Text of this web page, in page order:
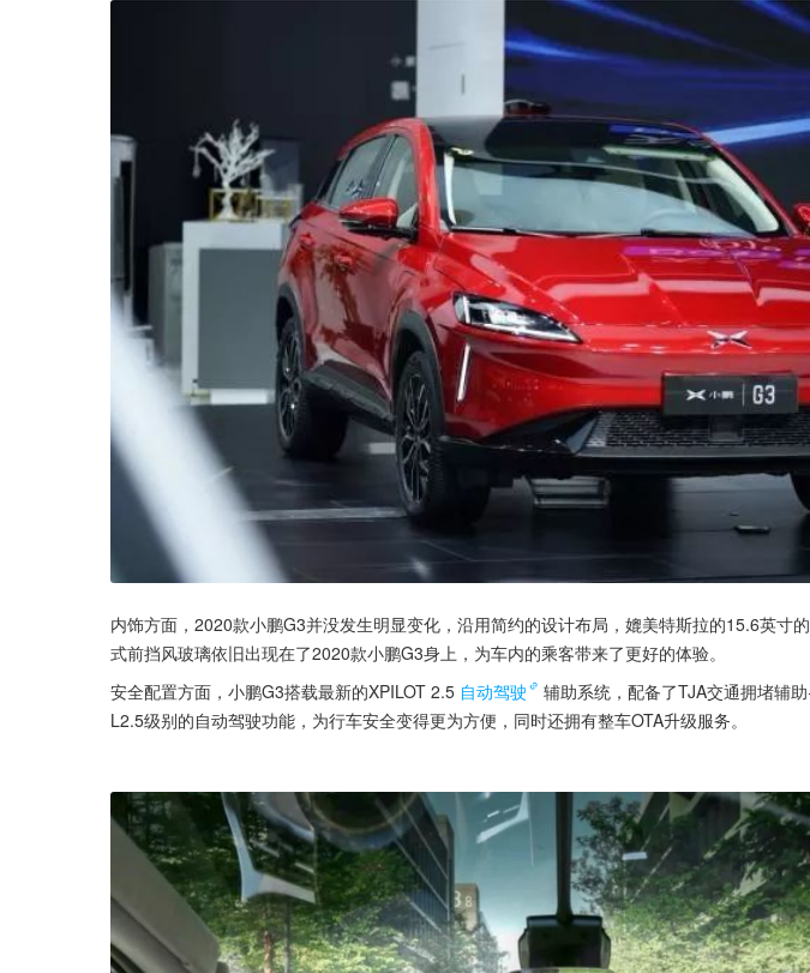
内饰方面，2020款小鹏G3并没发生明显变化，沿用简约的设计布局，媲美特斯拉的15.6英寸
式前挡风玻璃依旧出现在了2020款小鹏G3身上，为车内的乘客带来了更好的体验。
安全配置方面，小鹏G3搭载最新的XPILOT 2.5 自动驾驶
辅助系统，配备了TJA交通拥堵辅
L2.5级别的自动驾驶功能，为行车安全变得更为方便，同时还拥有整车OTA升级服务。